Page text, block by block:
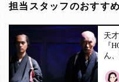
担当スタッフのおすすめ
天
『
ん